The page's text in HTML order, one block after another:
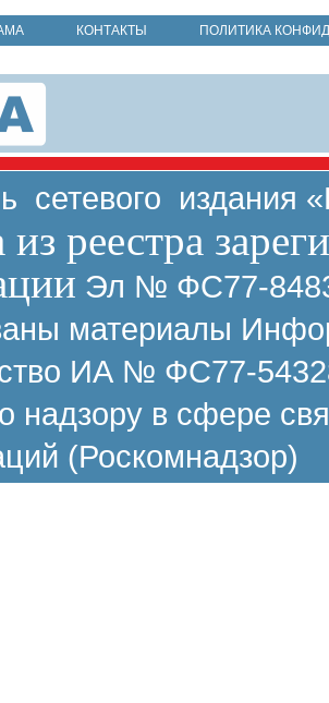
КОНТАКТЫ ПОЛИТИКА
сетевого издания
реестра
Эл № ФС77-
материалы
ИА № ФС77-
надзору в сфере
(Роскомнадзор)